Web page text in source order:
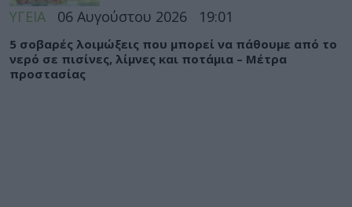
ΥΓΕΙΑ 06 Αυγούστου 2026 19:01
5 σοβαρές λοιμώξεις που μπορεί να πάθουμε από το
νερό σε πισίνες, λίμνες και ποτάμια – Μέτρα
προστασίας